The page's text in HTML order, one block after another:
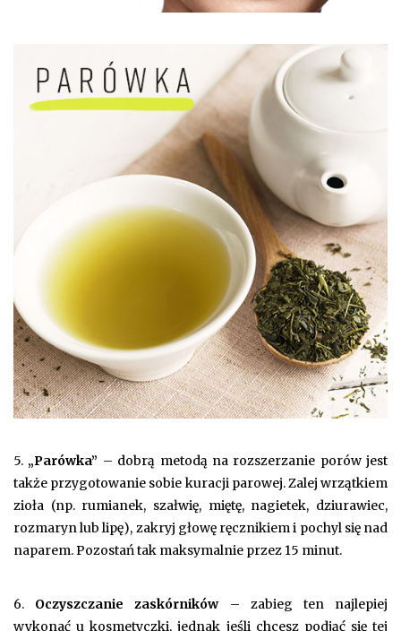
5. „Parówka” – dobrą metodą na rozszerzanie porów jest
także przygotowanie sobie kuracji parowej. Zalej wrzątkiem
zioła (np. rumianek, szałwię, miętę, nagietek, dziurawiec,
rozmaryn lub lipę), zakryj głowę ręcznikiem i pochyl się nad
naparem. Pozostań tak maksymalnie przez 15 minut.
6. Oczyszczanie zaskórników– zabieg ten najlepiej
wykonać u kosmetyczki, jednak jeśli chcesz podjąć się tej